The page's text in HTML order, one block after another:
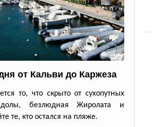
от Кальви до Каржеза
то, что скрыто от сухопутных
безлюдная Жиролата и
те, кто остался на пляже.